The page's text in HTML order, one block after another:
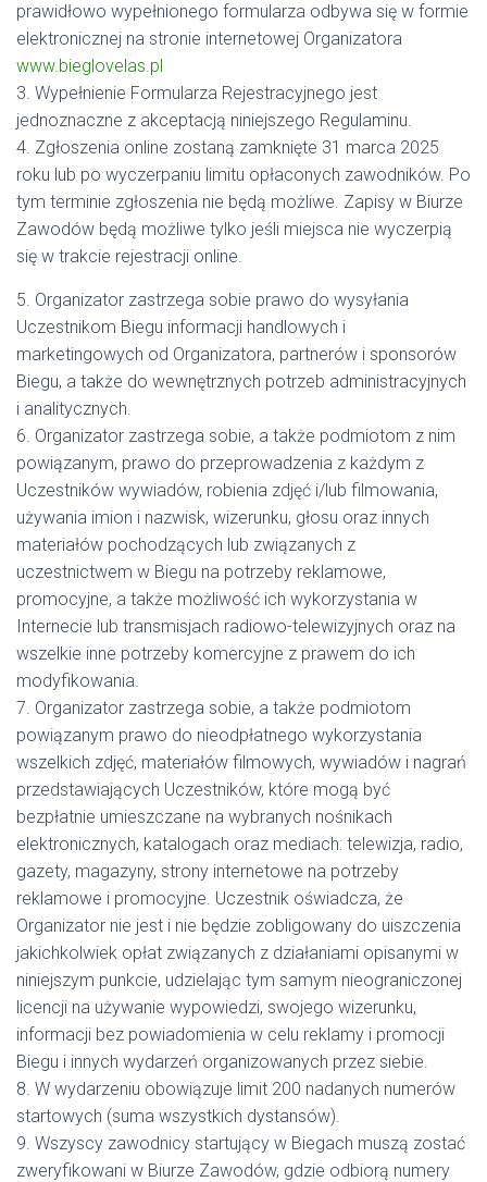
prawidłowo wypełnionego formularza odbywa się w formie
elektronicznej na stronie internetowej Organizatora
www.bieglovelas.pl
3. Wypełnienie Formularza Rejestracyjnego jest
jednoznaczne z akceptacją niniejszego Regulaminu.
4. Zgłoszenia online zostaną zamknięte 31 marca 2025
roku lub po wyczerpaniu limitu opłaconych zawodników. Po
tym terminie zgłoszenia nie będą możliwe. Zapisy w Biurze
Zawodów będą możliwe tylko jeśli miejsca nie wyczerpią
się w trakcie rejestracji online.
5. Organizator zastrzega sobie prawo do wysyłania
Uczestnikom Biegu informacji handlowych i
marketingowych od Organizatora, partnerów i sponsorów
Biegu, a także do wewnętrznych potrzeb administracyjnych
i analitycznych.
6. Organizator zastrzega sobie, a także podmiotom z nim
powiązanym, prawo do przeprowadzenia z każdym z
Uczestników wywiadów, robienia zdjęć i/lub filmowania,
używania imion i nazwisk, wizerunku, głosu oraz innych
materiałów pochodzących lub związanych z
uczestnictwem w Biegu na potrzeby reklamowe,
promocyjne, a także możliwość ich wykorzystania w
Internecie lub transmisjach radiowo-telewizyjnych oraz na
wszelkie inne potrzeby komercyjne z prawem do ich
modyfikowania.
7. Organizator zastrzega sobie, a także podmiotom
powiązanym prawo do nieodpłatnego wykorzystania
wszelkich zdjęć, materiałów filmowych, wywiadów i nagrań
przedstawiających Uczestników, które mogą być
bezpłatnie umieszczane na wybranych nośnikach
elektronicznych, katalogach oraz mediach: telewizja, radio,
gazety, magazyny, strony internetowe na potrzeby
reklamowe i promocyjne. Uczestnik oświadcza, że
Organizator nie jest i nie będzie zobligowany do uiszczenia
jakichkolwiek opłat związanych z działaniami opisanymi w
niniejszym punkcie, udzielając tym samym nieograniczonej
licencji na używanie wypowiedzi, swojego wizerunku,
informacji bez powiadomienia w celu reklamy i promocji
Biegu i innych wydarzeń organizowanych przez siebie.
8. W wydarzeniu obowiązuje limit 200 nadanych numerów
startowych (suma wszystkich dystansów).
9. Wszyscy zawodnicy startujący w Biegach muszą zostać
zweryfikowani w Biurze Zawodów, gdzie odbiorą numery